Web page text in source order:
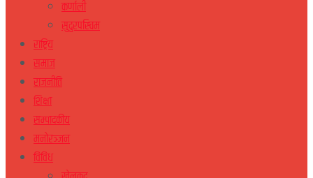
कर्णाली
सुदुरपस्चिम
राष्ट्रिय
समाज
राजनीति
शिक्षा
सम्पादकीय
मनोरञ्जन
विविध